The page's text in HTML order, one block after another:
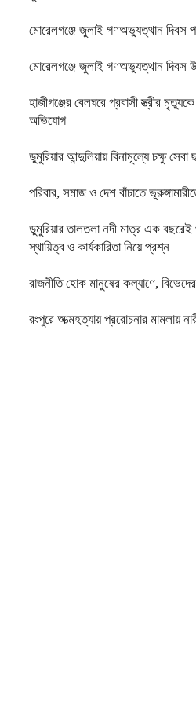
মোরেলগঞ্জে জুলাই গণঅভ্যুত্থান দিবস
মোরেলগঞ্জে জুলাই গণঅভ্যুত্থান দিবস
হাজীগঞ্জের বেলঘরে প্রবাসী স্ত্রীর মৃত্যুকে
অভিযোগ
ডুমুরিয়ার আন্দুলিয়ায় বিনামূল্যে চক্ষু সেবা
পরিবার, সমাজ ও দেশ বাঁচাতে
ডুমুরিয়ার তালতলা নদী মাত্র এক
স্থায়িত্ব ও কার্যকারিতা নিয়ে প্রশ্ন
রাজনীতি হোক মানুষের কল্যাণে,
রংপুরে আত্মহত্যায় প্ররোচনার মামলায়